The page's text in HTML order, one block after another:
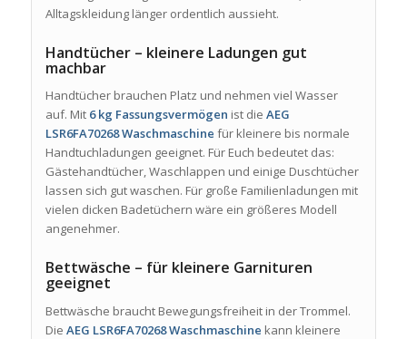
Alltagskleidung länger ordentlich aussieht.
Handtücher – kleinere Ladungen gut
machbar
Handtücher brauchen Platz und nehmen viel Wasser
auf. Mit 6 kg Fassungsvermögen ist die AEG
LSR6FA70268 Waschmaschine für kleinere bis normale
Handtuchladungen geeignet. Für Euch bedeutet das:
Gästehandtücher, Waschlappen und einige Duschtücher
lassen sich gut waschen. Für große Familienladungen mit
vielen dicken Badetüchern wäre ein größeres Modell
angenehmer.
Bettwäsche – für kleinere Garnituren
geeignet
Bettwäsche braucht Bewegungsfreiheit in der Trommel.
Die AEG LSR6FA70268 Waschmaschine kann kleinere